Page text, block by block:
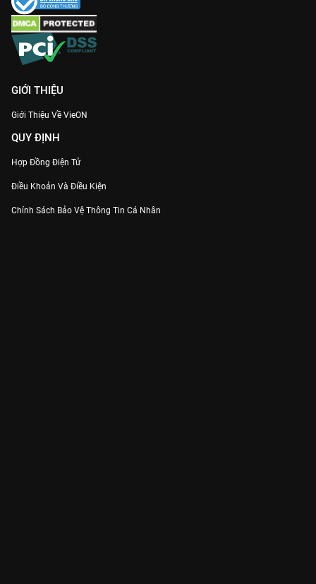
GIỚI THIỆU
Giới Thiệu Về VieON
QUY ĐỊNH
Hợp Đồng Điện Tử
Điều Khoản Và Điều Kiện
Chính Sách Bảo Vệ Thông Tin Cá Nhân